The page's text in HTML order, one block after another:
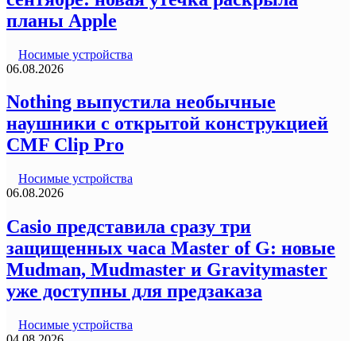
планы Apple
Носимые устройства
06.08.2026
Nothing выпустила необычные
наушники с открытой конструкцией
CMF Clip Pro
Носимые устройства
06.08.2026
Casio представила сразу три
защищенных часа Master of G: новые
Mudman, Mudmaster и Gravitymaster
уже доступны для предзаказа
Носимые устройства